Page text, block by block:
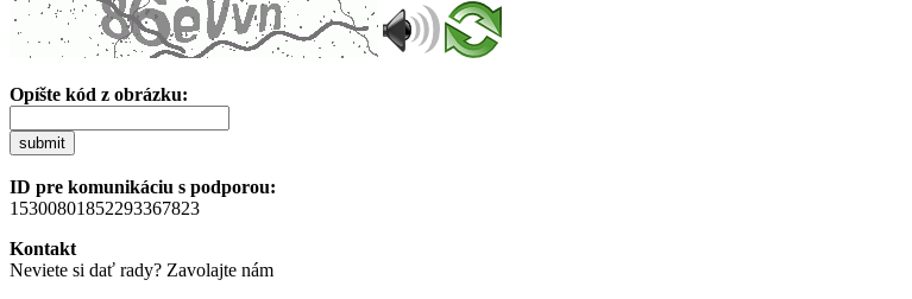
Opíšte kód z obrázku:
submit
ID pre komunikáciu s podporou:
15300801852293367823
Kontakt
Neviete si dať rady? Zavolajte nám